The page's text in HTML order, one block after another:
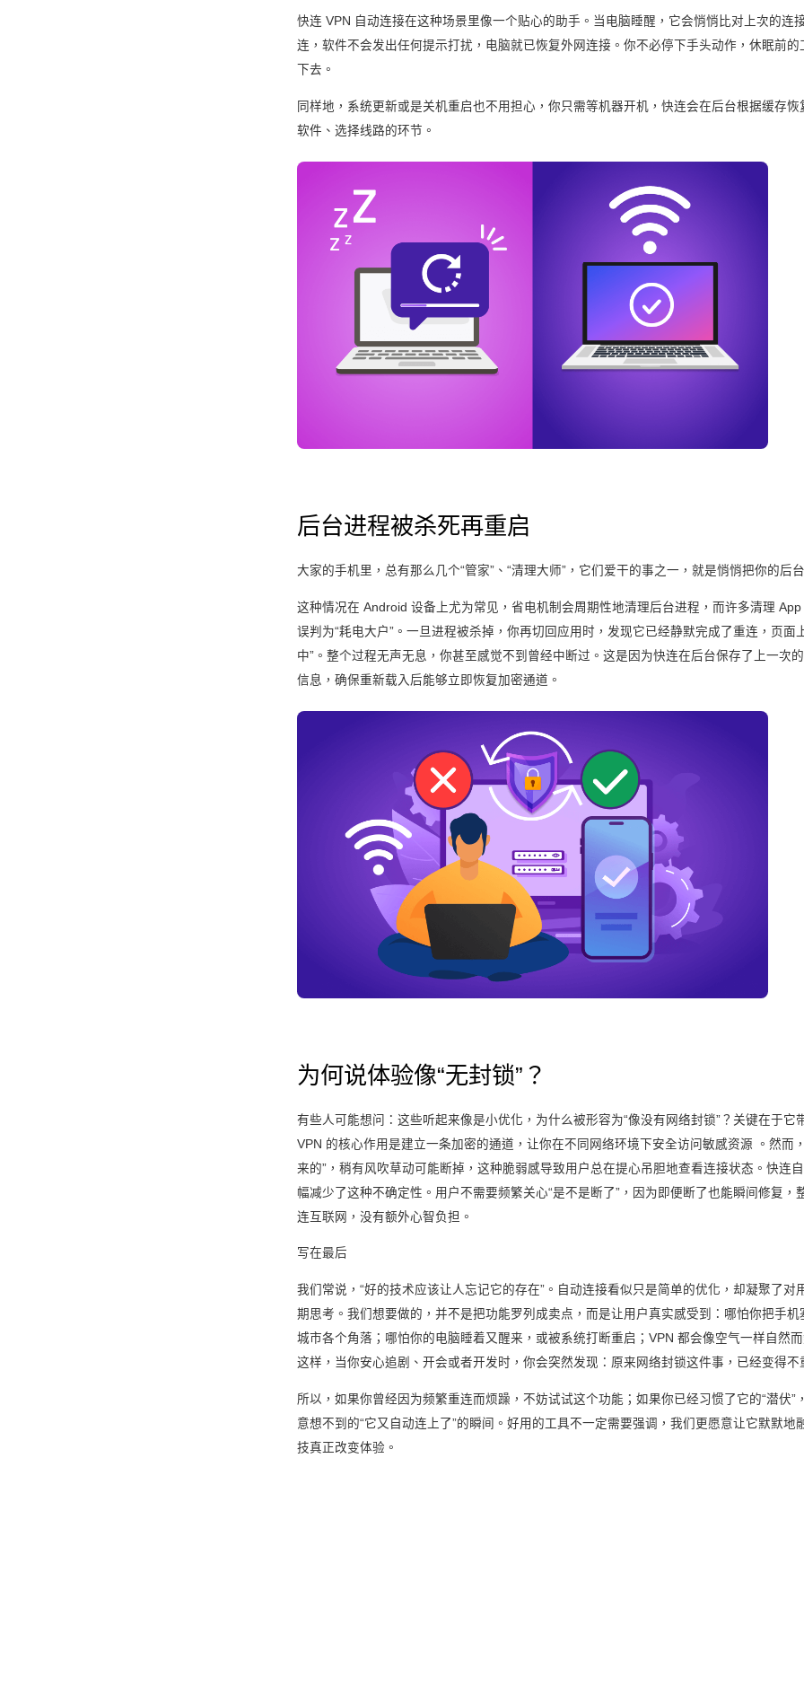
快连 VPN 自动连接在这种场景里像一个贴心的助手。当电脑睡醒，它会悄悄比对上次的连
连，软件不会发出任何提示打扰，电脑就已恢复外网连接。你不必停下手头动作，休眠前的
下去。
同样地，系统更新或是关机重启也不用担心，你只需等机器开机，快连会在后台根据缓存恢
软件、选择线路的环节。
后台进程被杀死再重启
大家的手机里，总有那么几个“管家”、“清理大师”，它们爱干的事之一，就是悄悄把你的后
这种情况在 Android 设备上尤为常见，省电机制会周期性地清理后台进程，而许多清理
误判为“耗电大户”。一旦进程被杀掉，你再切回应用时，发现它已经静默完成了重连，页面
中”。整个过程无声无息，你甚至感觉不到曾经中断过。这是因为快连在后台保存了上一次
信息，确保重新载入后能够立即恢复加密通道。
为何说体验像“无封锁”？
有些人可能想问：这些听起来像是小优化，为什么被形容为“像没有网络封锁”？关键在于它
VPN 的核心作用是建立一条加密的通道，让你在不同网络环境下安全访问敏感资源 。然而
来的”，稍有风吹草动可能断掉，这种脆弱感导致用户总在提心吊胆地查看连接状态。快连
幅减少了这种不确定性。用户不需要频繁关心“是不是断了”，因为即便断了也能瞬间修复，
连互联网，没有额外心智负担。
写在最后
我们常说，“好的技术应该让人忘记它的存在”。自动连接看似只是简单的优化，却凝聚了对
期思考。我们想要做的，并不是把功能罗列成卖点，而是让用户真实感受到：哪怕你把手机
城市各个角落；哪怕你的电脑睡着又醒来，或被系统打断重启；VPN 都会像空气一样自然而
这样，当你安心追剧、开会或者开发时，你会突然发现：原来网络封锁这件事，已经变得不
所以，如果你曾经因为频繁重连而烦躁，不妨试试这个功能；如果你已经习惯了它的“潜伏”
意想不到的“它又自动连上了”的瞬间。好用的工具不一定需要强调，我们更愿意让它默默地
技真正改变体验。